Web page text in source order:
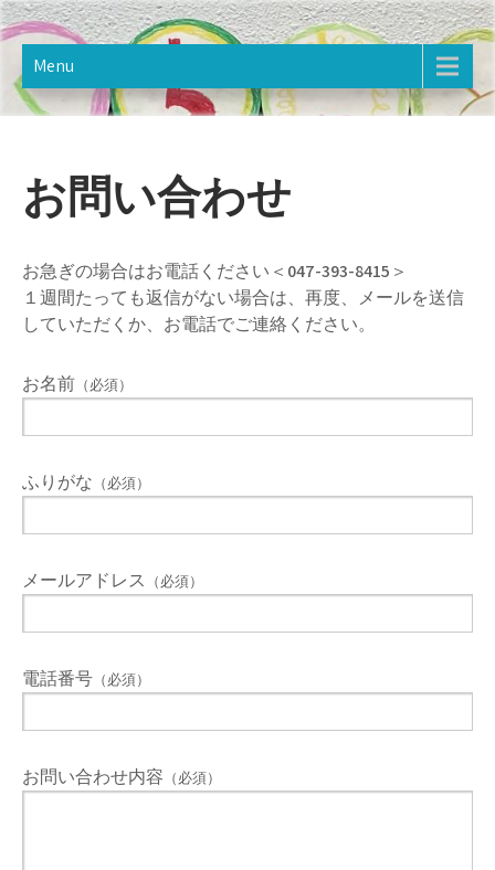
Skip
to
content樋野口こども館
2020年12月オープン。樋野口こども館のホームページです。
Menu
お問い合わせ
お急ぎの場合はお電話ください＜ 047-393-8415 ＞
１週間たっても返信がない場合は、再度、メールを送信
していただくか、お電話でご連絡ください。
お名前 （必須）
ふりがな （必須）
メールアドレス （必須）
電話番号 （必須）
お問い合わせ内容 （必須）